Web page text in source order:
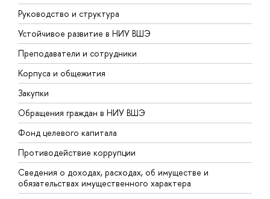
Руководство и структура
Устойчивое развитие в НИУ ВШЭ
Преподаватели и сотрудники
Корпуса и общежития
Закупки
Обращения граждан в НИУ ВШЭ
Фонд целевого капитала
Противодействие коррупции
Сведения о доходах, расходах, об имуществе и
обязательствах имущественного характера